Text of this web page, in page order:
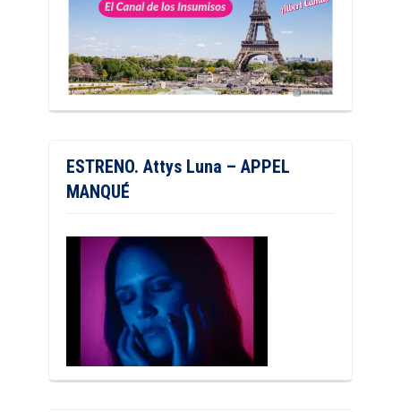
ESTRENO. Attys Luna – APPEL
MANQUÉ